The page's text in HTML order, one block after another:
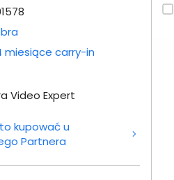
miesiące carry-in
Video Expert
kupować u
Partnera